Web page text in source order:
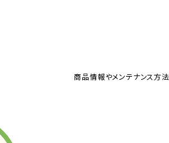
商品情報やメンテナンス方